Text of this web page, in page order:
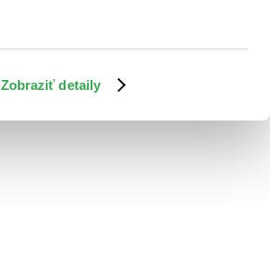
Zobraziť detaily